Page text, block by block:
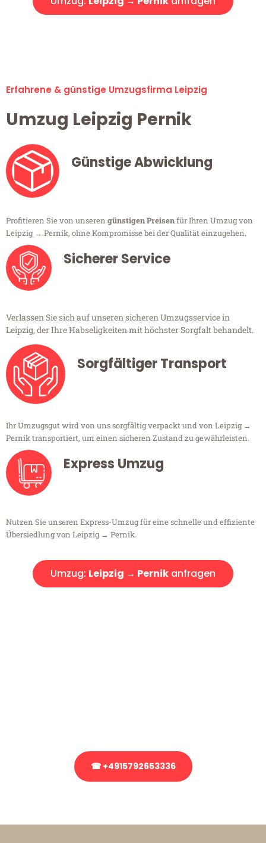
Erfahrene & günstige Umzugsfirma Leipzig
Umzug Leipzig Pernik
Günstige Abwicklung
Profitieren Sie von unseren günstigen Preisenfür Ihren Umzug von
Leipzig → Pernik, ohne Kompromisse bei der Qualität einzugehen.
Sicherer Service
Verlassen Sie sich auf unseren sicheren Umzugsservice in
Leipzig, der Ihre Habseligkeiten mit höchster Sorgfalt behandelt.
Sorgfältiger Transport
Ihr Umzugsgut wird von uns sorgfältig verpackt und von Leipzig →
Pernik transportiert, um einen sicheren Zustand zu gewährleisten.
Express Umzug
Nutzen Sie unseren Express-Umzug für eine schnelle und effiziente
Übersiedlung von Leipzig → Pernik.
Umzug: Leipzig → Pernik anfragen
☎ +4915792653336